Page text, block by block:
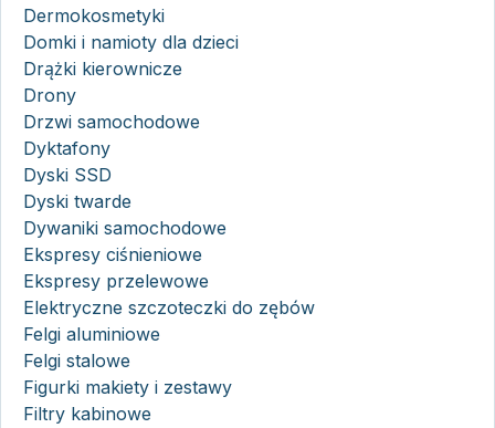
Dermokosmetyki
Domki i namioty dla dzieci
Drążki kierownicze
Drony
Drzwi samochodowe
Dyktafony
Dyski SSD
Dyski twarde
Dywaniki samochodowe
Ekspresy ciśnieniowe
Ekspresy przelewowe
Elektryczne szczoteczki do zębów
Felgi aluminiowe
Felgi stalowe
Figurki makiety i zestawy
Filtry kabinowe